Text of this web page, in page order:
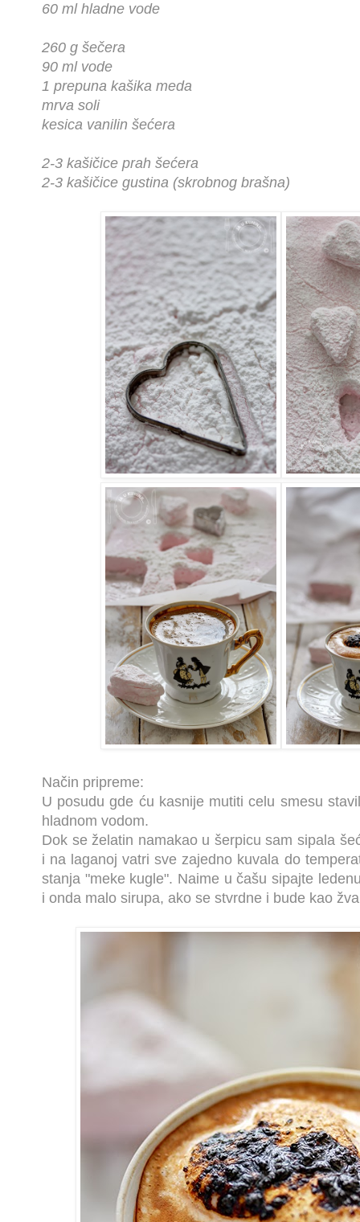
60 ml hladne vode
260 g šečera
90 ml vode
1 prepuna kašika meda
mrva soli
kesica vanilin šećera
2-3 kašičice prah šećera
2-3 kašičice gustina (skrobnog brašna)
Način pripreme:
U posudu gde ću kasnije mutiti celu smesu
hladnom vodom.
Dok se želatin namakao u šerpicu sam sipala
i na laganoj vatri sve zajedno kuvala do
stanja "meke kugle". Naime u čašu sipajte
i onda malo sirupa, ako se stvrdne i bude kao